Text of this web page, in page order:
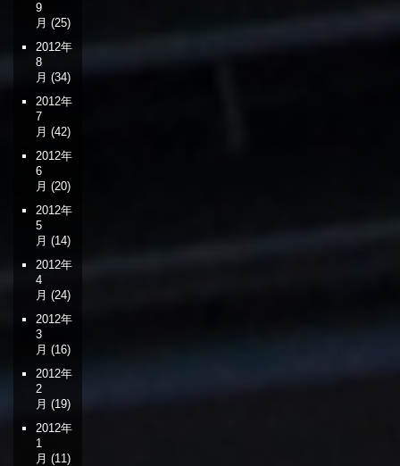
9
月 (25)
2012年
8
月 (34)
2012年
7
月 (42)
2012年
6
月 (20)
2012年
5
月 (14)
2012年
4
月 (24)
2012年
3
月 (16)
2012年
2
月 (19)
2012年
1
月 (11)